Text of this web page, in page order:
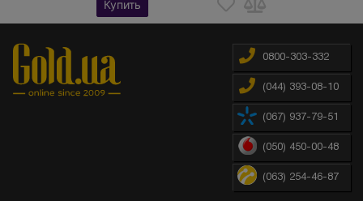
Купить
0800-303-332
(044) 393-08-10
(067) 937-79-51
(050) 450-00-48
(063) 254-46-87